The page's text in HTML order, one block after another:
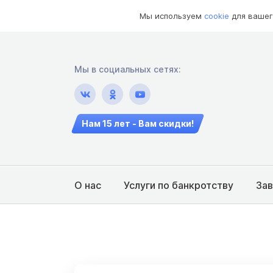
Мы используем cookie для
Мы в социальных сетях:
Нам 15 лет - Вам скидки!
О нас Услуги по банкротству